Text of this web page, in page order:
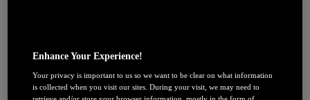
Nettoyant et exfoliant
Soin Hydratant
Protection Solaire Visage
Glass skin
Enhance Your Experience!
Your privacy is important to us so we want to be clear on what information
is collected when you visit our sites. During your visit, we may need to